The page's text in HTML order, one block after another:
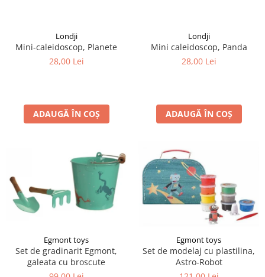
LEGO Architecture
LEGO Ideas
Londji
Mini-caleidoscop, Planete
28,00 Lei
ADAUGĂ ÎN COȘ
Londji
Mini caleidoscop, Panda
28,00 Lei
ADAUGĂ ÎN COȘ
Egmont toys
Set de gradinarit Egmont,
galeata cu broscute
Egmont toys
Set de modelaj cu plastilina,
Astro-Robot